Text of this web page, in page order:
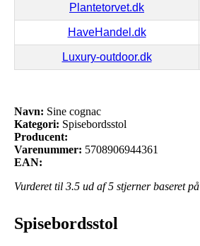
Plantetorvet.dk
HaveHandel.dk
Luxury-outdoor.dk
Navn: Sine cognac
Kategori: Spisebordsstol
Producent:
Varenummer: 5708906944361
EAN:
Vurderet til 3.5 ud af 5 stjerner baseret på
Spisebordsstol